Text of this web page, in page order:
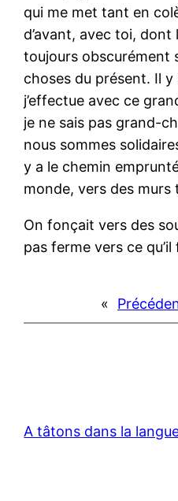
qui me met tant en
d’avant, avec toi, dont
toujours obscurément
choses du présent. Il y
j’effectue avec ce
je ne sais pas grand-
nous sommes
y a le chemin
monde, vers des murs
On fonçait vers des
pas ferme vers ce
«
A tâtons dans la